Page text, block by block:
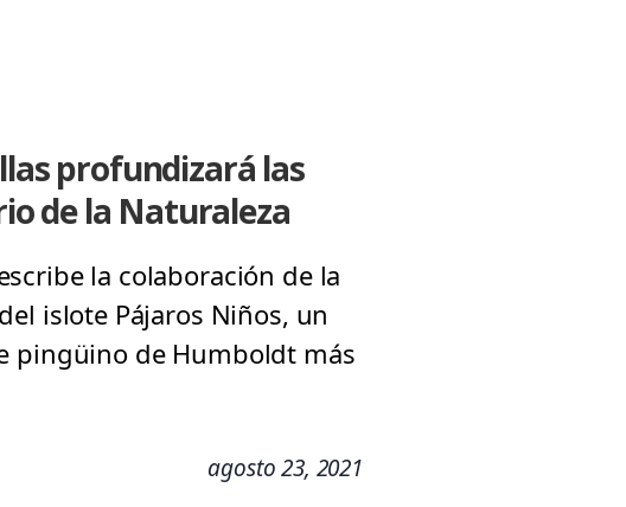
profundizará las
de la Naturaleza
la colaboración de la
islote Pájaros Niños, un
pingüino de Humboldt más
agosto 23, 2021